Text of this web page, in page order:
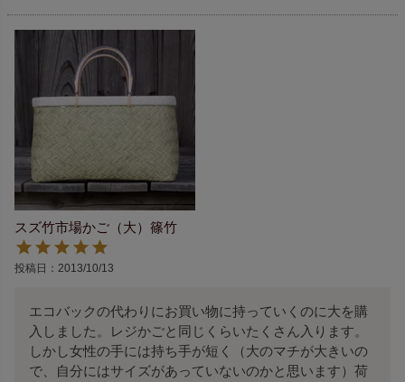
スズ竹市場かご（大）篠竹
投稿日 2013/10/13
エコバックの代わりにお買い物に持っていくのに大を購
入しました。レジかごと同じくらいたくさん入ります。
しかし女性の手には持ち手が短く（大のマチが大きいの
で、自分にはサイズがあっていないのかと思います）荷